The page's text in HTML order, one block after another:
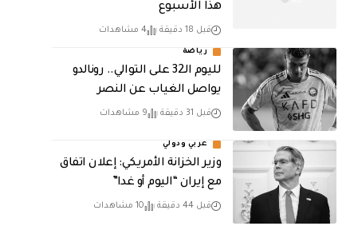
هذا الأسبوع
قبل 18 دقيقة 4 مشاهدات
رياضة
لليوم الـ32 على التوالي.. رونالدو
يواصل الغياب عن النصر
قبل 31 دقيقة 9 مشاهدات
عربي ودولي
وزير الخزانة الأمريكي: إعلان اتفاق
مع إيران “اليوم أو غدا”
قبل 44 دقيقة 10 مشاهدات